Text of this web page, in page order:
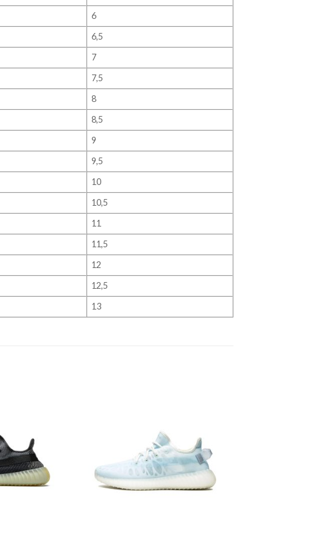
6
6,5
7
7,5
8
8,5
9
9,5
10
10,5
11
11,5
12
12,5
13